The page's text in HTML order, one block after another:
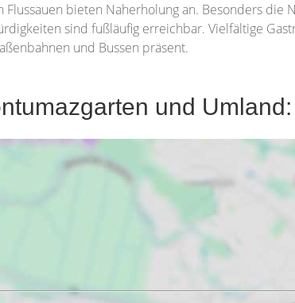
bieten Naherholung an. Besonders
sind fußläufig erreichbar. Vielfältige
und Bussen präsent.
und